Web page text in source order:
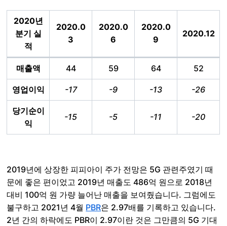
2020년
분기 실
적
2020.0
3
2020.0
6
2020.0
9
2020.12
매출액 44 59 64 52
영업이익 -17 -9 -13 -26
당기순이
익
-15 -5 -11 -20
2019년에 상장한 피피아이 주가 전망은 5G 관련주였기 때
문에 좋은 편이었고 2019년 매출도 486억 원으로 2018년
대비 100억 원 가량 늘어난 매출을 보여줬습니다. 그럼에도
불구하고 2021년 4월 PBR은 2.97배를 기록하고 있습니다.
2년 간의 하락에도 PBR이 2.97이란 것은 그만큼의 5G 기대